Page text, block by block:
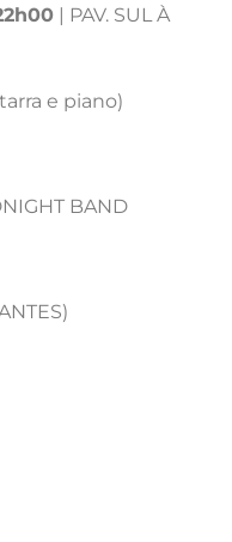
| PAV. SUL À
e piano)
BAND